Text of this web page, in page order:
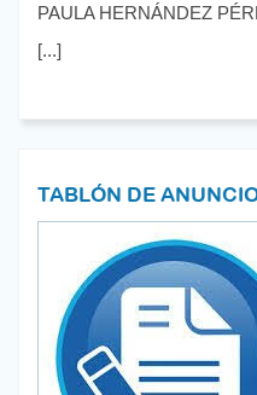
PAULA HERNÁNDEZ
[...]
TABLÓN DE